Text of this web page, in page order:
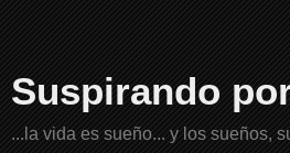
Suspirando
...la vida es sueño... y los sueños,